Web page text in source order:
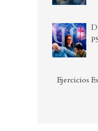
Ejercicios